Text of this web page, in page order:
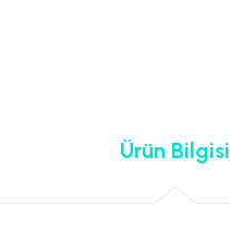
Ürün Bilgisi